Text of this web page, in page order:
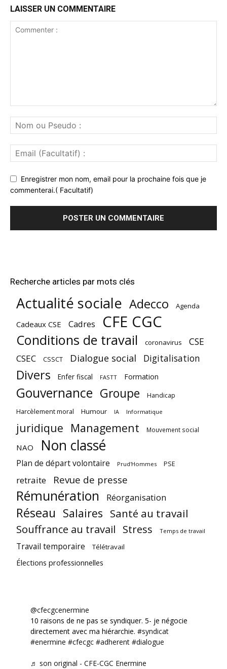
LAISSER UN COMMENTAIRE
Enregistrer mon nom, email pour la prochaine fois que je
commenterai.( Facultatif)
Recherche articles par mots clés
Actualité sociale Adecco Agenda
Cadeaux CSE Cadres CFE CGC
Conditions de travail coronavirus CSE
CSEC CSSCT Dialogue social Digitalisation
Divers Enfer fiscal FASTT Formation
Gouvernance Groupe Handicap
Harcèlement moral Humour IA Informatique
juridique Management Mouvement social
NAO Non classé
Plan de départ volontaire Prud'Hommes PSE
retraite Revue de presse
Rémunération Réorganisation
Réseau Salaires Santé au travail
Souffrance au travail Stress Temps de travail
Travail temporaire Télétravail
Élections professionnelles
@cfecgcenermine
10 raisons de ne pas se syndiquer. 5- je négocie
directement avec ma hiérarchie. #syndicat
#enermine #cfecgc #adherent #dialogue
♬ son original - CFE-CGC Enermine